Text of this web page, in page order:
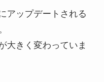
アップデートされる
大きく変わっていま